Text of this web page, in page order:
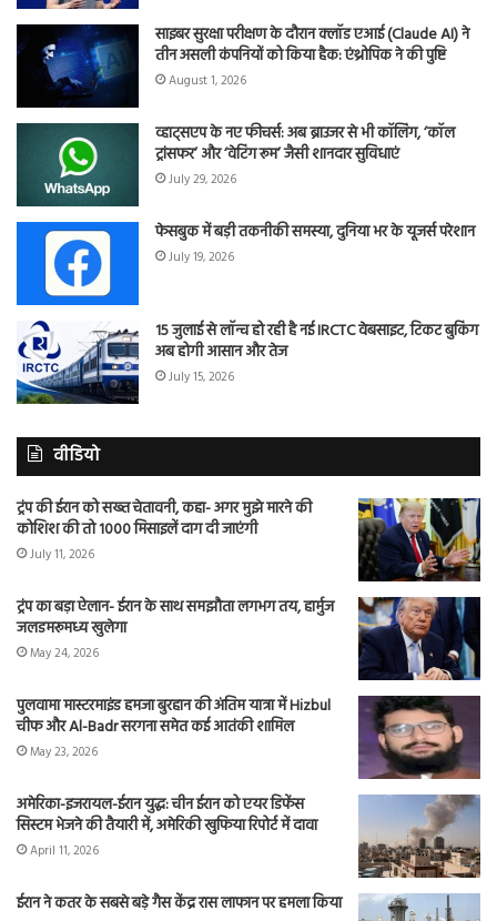
साइबर सुरक्षा परीक्षण के दौरान क्लॉड एआई (Claude AI) ने
तीन असली कंपनियों को किया हैक: एंथ्रोपिक ने की पुष्टि
August 1, 2026
व्हाट्सएप के नए फीचर्स: अब ब्राउजर से भी कॉलिंग, ‘कॉल
ट्रांसफर’ और ‘वेटिंग रूम’ जैसी शानदार सुविधाएं
July 29, 2026
फेसबुक में बड़ी तकनीकी समस्या, दुनिया भर के यूजर्स परेशान
July 19, 2026
15 जुलाई से लॉन्च हो रही है नई IRCTC वेबसाइट, टिकट बुकिंग
अब होगी आसान और तेज
July 15, 2026
वीडियो
ट्रंप की ईरान को सख्त चेतावनी, कहा- अगर मुझे मारने की
कोशिश की तो 1000 मिसाइलें दाग दी जाएंगी
July 11, 2026
ट्रंप का बड़ा ऐलान- ईरान के साथ समझौता लगभग तय, हार्मुज
जलडमरूमध्य खुलेगा
May 24, 2026
पुलवामा मास्टरमाइंड हमजा बुरहान की अंतिम यात्रा में Hizbul
चीफ और Al-Badr सरगना समेत कई आतंकी शामिल
May 23, 2026
अमेरिका-इजरायल-ईरान युद्ध: चीन ईरान को एयर डिफेंस
सिस्टम भेजने की तैयारी में, अमेरिकी खुफिया रिपोर्ट में दावा
April 11, 2026
ईरान ने कतर के सबसे बड़े गैस केंद्र रास लाफान पर हमला किया